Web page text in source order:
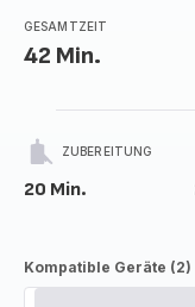
GESAMTZEIT
42 Min.
ZUBEREITUNG
20 Min.
Kompatible Geräte (2)